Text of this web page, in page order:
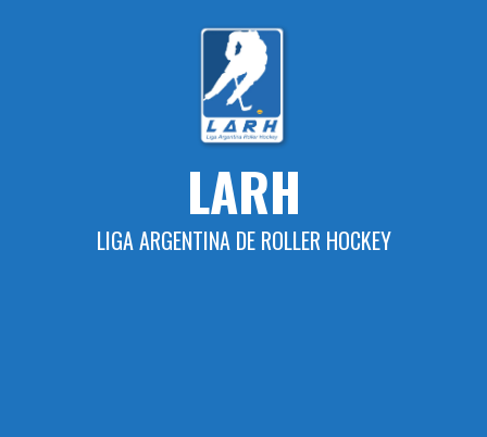
LARH
LIGA ARGENTINA DE ROLLER HOCKEY